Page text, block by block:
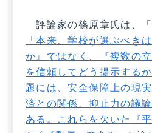
評論家の篠原章氏は、
「本来、学校が選ぶべき
か』ではなく、『複数の
を信頼してどう提示する
題には、安全保障上の現
済との関係、抑止力の議
ある。これらを欠いた『